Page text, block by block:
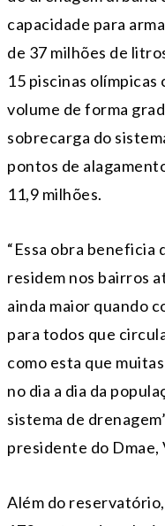
capacidade para
de 37 milhões de
15 piscinas
volume de forma
sobrecarga do
pontos de
11,9 milhões.
“Essa obra beneficia
residem nos bairros
ainda maior quando
para todos que
como esta que
no dia a dia da
sistema de
presidente do
Além do